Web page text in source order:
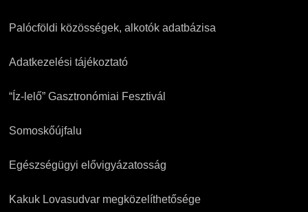
Palócföldi közösségek, alkotók adatbázisa
Adatkezelési tájékoztató
“Íz-lelő” Gasztronómiai Fesztivál
Somoskőújfalu
Egészségügyi elővigyázatosság
Kakuk Lovasudvar megközelíthetősége